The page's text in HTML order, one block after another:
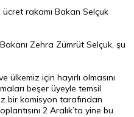
rakamı Bakan Selçuk
Zehra Zümrüt Selçuk, şu
ülkemiz için hayırlı olmasını
beşer üyeyle temsil
bir komisyon tarafından
2 Aralık’ta yine bu